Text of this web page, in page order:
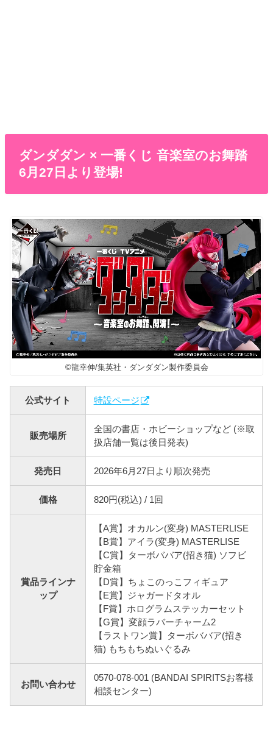
ダンダダン × 一番くじ 音楽室のお舞踏
6月27日より登場!
©龍幸伸/集英社・ダンダダン製作委員会
公式サイト 特設ページ
販売場所
全国の書店・ホビーショップなど (※取
扱店舗一覧は後日発表)
発売日 2026年6月27日より順次発売
価格 820円(税込) / 1回
賞品ラインナ
ップ
【A賞】オカルン(変身) MASTERLISE
【B賞】アイラ(変身) MASTERLISE
【C賞】ターボババア(招き猫) ソフビ
貯金箱
【D賞】ちょこのっこフィギュア
【E賞】ジャガードタオル
【F賞】ホログラムステッカーセット
【G賞】変顔ラバーチャーム2
【ラストワン賞】ターボババア(招き
猫) もちもちぬいぐるみ
お問い合わせ
0570-078-001 (BANDAI SPIRITSお客様
相談センター)